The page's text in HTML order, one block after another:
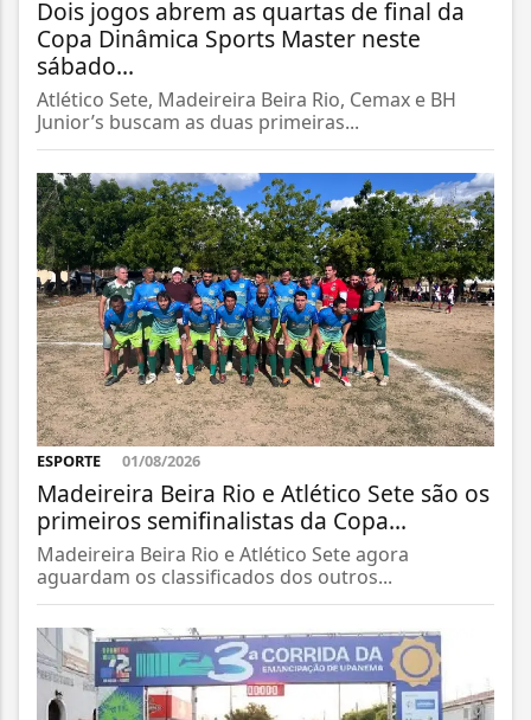
Dois jogos abrem as quartas de final da
Copa Dinâmica Sports Master neste
sábado...
Atlético Sete, Madeireira Beira Rio, Cemax e BH
Junior’s buscam as duas primeiras...
ESPORTE 01/08/2026
Madeireira Beira Rio e Atlético Sete são os
primeiros semifinalistas da Copa...
Madeireira Beira Rio e Atlético Sete agora
aguardam os classificados dos outros...